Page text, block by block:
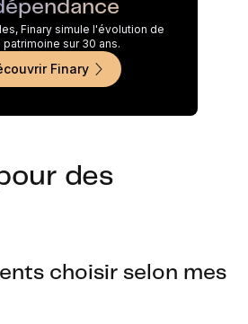
Finary simule l'évolution de
patrimoine sur 30 ans.
Finary
des
choisir selon mes